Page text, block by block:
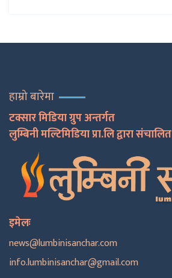
हाम्रो बारेमा
टक्सार मिडिया ग्रुप अन्तर्गत
लुम्बिनी मल्टिमिडिया प्रा.लि द्वारा संचालित
इमेलः
news@lumbinisanchar.com
info.lumbinisanchar@gmail.com